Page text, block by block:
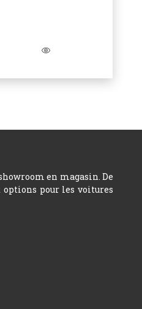
en magasin. De
options pour les voitures